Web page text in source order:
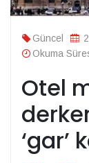
Güncel
Okuma
Otel
‘gar’